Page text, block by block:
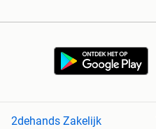
2dehands Zakelijk